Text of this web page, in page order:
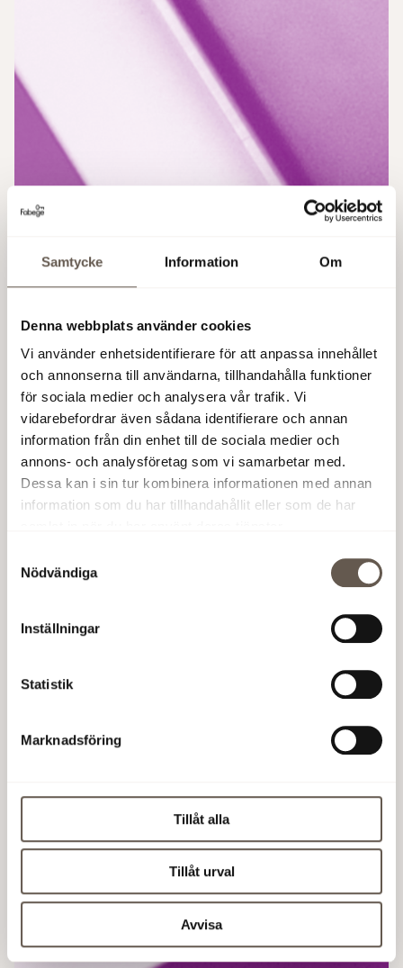
Samtycke Information Om
Denna webbplats använder cookies
Vi använder enhetsidentifierare för att anpassa innehållet
och annonserna till användarna, tillhandahålla funktioner
för sociala medier och analysera vår trafik. Vi
vidarebefordrar även sådana identifierare och annan
information från din enhet till de sociala medier och
annons- och analysföretag som vi samarbetar med.
Dessa kan i sin tur kombinera informationen med annan
information som du har tillhandahållit eller som de har
Nödvändiga
Inställningar
Statistik
Marknadsföring
Tillåt alla
Tillåt urval
Avvisa